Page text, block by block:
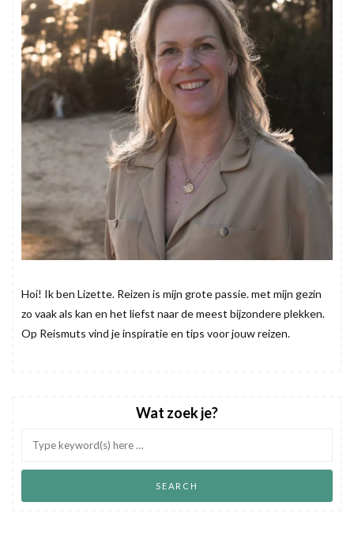
Hoi! Ik ben Lizette. Reizen is mijn grote passie. met mijn gezin
zo vaak als kan en het liefst naar de meest bijzondere plekken.
Op Reismuts vind je inspiratie en tips voor jouw reizen.
Wat zoek je?